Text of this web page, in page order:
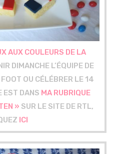
AUX COULEURS DE LA
DIMANCHE L’ÉQUIPE DE
OU CÉLÉBRER LE 14
EST DANS MA RUBRIQUE
» SUR LE SITE DE RTL,
ICI